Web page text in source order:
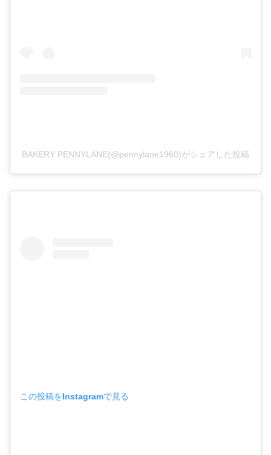
BAKERY PENNYLANE(@pennylane1960)がシェアした投稿
この投稿をInstagramで見る